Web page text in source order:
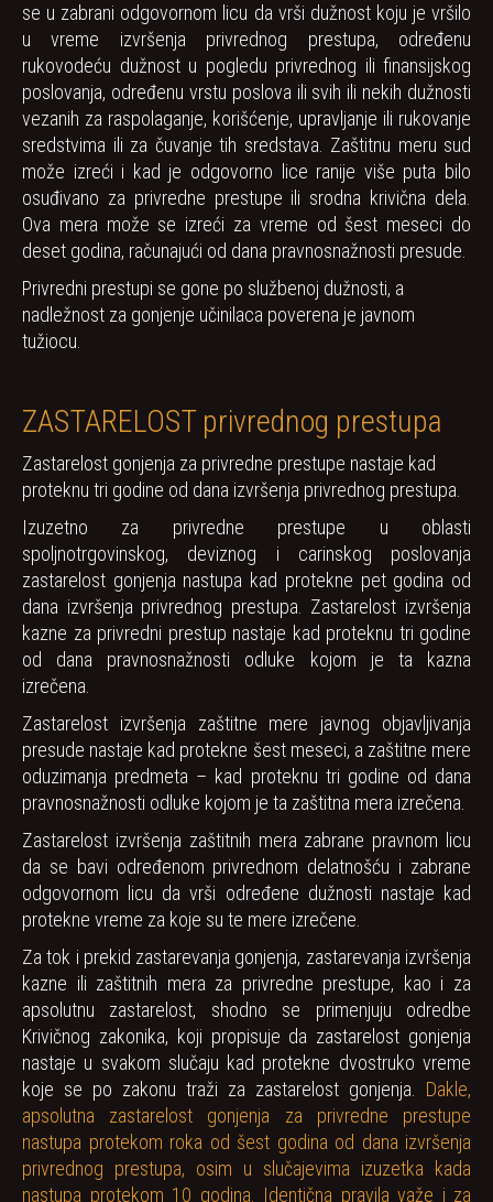
se u zabrani odgovornom licu da vrši dužnost koju je vršilo
u vreme izvršenja privrednog prestupa, određenu
rukovodeću dužnost u pogledu privrednog ili finansijskog
poslovanja, određenu vrstu poslova ili svih ili nekih dužnosti
vezanih za raspolaganje, korišćenje, upravljanje ili rukovanje
sredstvima ili za čuvanje tih sredstava. Zaštitnu meru sud
može izreći i kad je odgovorno lice ranije više puta bilo
osuđivano za privredne prestupe ili srodna krivična dela.
Ova mera može se izreći za vreme od šest meseci do
deset godina, računajući od dana pravnosnažnosti presude.
Privredni prestupi se gone po službenoj dužnosti, a
nadležnost za gonjenje učinilaca poverena je javnom
tužiocu.
ZASTARELOST privrednog prestupa
Zastarelost gonjenja za privredne prestupe nastaje kad
proteknu tri godine od dana izvršenja privrednog prestupa.
Izuzetno za privredne prestupe u oblasti
spoljnotrgovinskog, deviznog i carinskog poslovanja
zastarelost gonjenja nastupa kad protekne pet godina od
dana izvršenja privrednog prestupa. Zastarelost izvršenja
kazne za privredni prestup nastaje kad proteknu tri godine
od dana pravnosnažnosti odluke kojom je ta kazna
izrečena.
Zastarelost izvršenja zaštitne mere javnog objavljivanja
presude nastaje kad protekne šest meseci, a zaštitne mere
oduzimanja predmeta – kad proteknu tri godine od dana
pravnosnažnosti odluke kojom je ta zaštitna mera izrečena.
Zastarelost izvršenja zaštitnih mera zabrane pravnom licu
da se bavi određenom privrednom delatnošću i zabrane
odgovornom licu da vrši određene dužnosti nastaje kad
protekne vreme za koje su te mere izrečene.
Za tok i prekid zastarevanja gonjenja, zastarevanja izvršenja
kazne ili zaštitnih mera za privredne prestupe, kao i za
apsolutnu zastarelost, shodno se primenjuju odredbe
Krivičnog zakonika, koji propisuje da zastarelost gonjenja
nastaje u svakom slučaju kad protekne dvostruko vreme
koje se po zakonu traži za zastarelost gonjenja. Dakle,
apsolutna zastarelost gonjenja za privredne prestupe
nastupa protekom roka od šest godina od dana izvršenja
privrednog prestupa, osim u slučajevima izuzetka kada
nastupa protekom 10 godina. Identična pravila važe i za